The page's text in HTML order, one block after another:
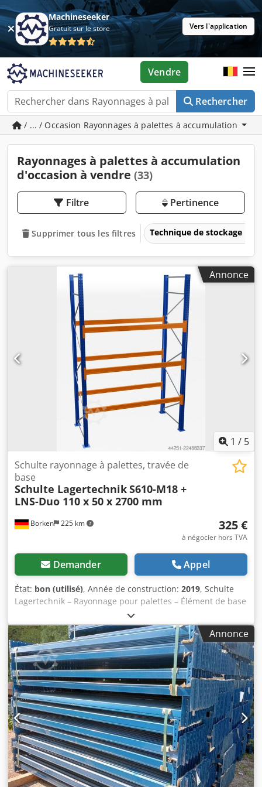
Machineseeker
Gratuit sur le store Vers l'application
Rechercher
Vendre
/ ... / Occasion Rayonnages à palettes à accumulation
Rayonnages à palettes à accumulation
d'occasion à vendre (33)
Filtre Pertinence
Supprimer tous les filtres Technique de stockage
Annonce
1 / 5
Borken 225 km
Schulte rayonnage à palettes, travée de
base
Schulte LagertechnikS610-M18 +
LNS-Duo 110 x 50 x 2700 mm
325 €
à négocier hors TVA
Demander Appel
État: bon (utilisé), Année de construction: 2019, Schulte
Lagertechnik – Rayonnage pour palettes – Élément de base
Fabricant : Schulte Lagertechnik Type de rayonnage :
Rayonnage de base Type de poteau : S610-M18 Longueur
totale : 2700 mm Hauteur du rayonnage : 4500 mm
Profondeur du rayonnage : 1100 mm Chjdezrlkvopfx Alcoa
Largeur utile de l’élément : 2700 mm Type de montant :
LNS-Duo 110 x 50 x 2700 mm Nombre de niveaux de
stockage : 4 (y compris l’espace au sol) Nombre d’éléments
: 3 Charge maximale par compartiment : 2580 kg Charge
maximale par élément : 8200 kg Places pour palettes : 12
Contenu de la livraison : 02 x Poteau de rayonnage pour
palettes Schulte 4500 x 1100 mm, bleu 06 x Traverse de
rayonnage pour palettes Schulte 2700 x 110 x 50 mm, 2580
kg, orange, y compris les goupilles de sécurité Votre
partenaire pour une logistique de stockage sécurisée :
Annonce